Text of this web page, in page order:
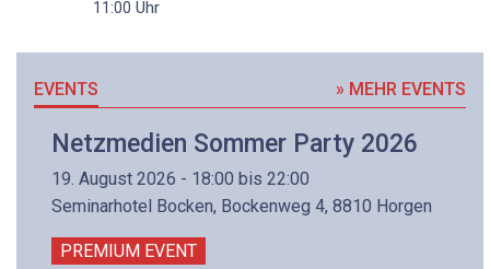
11:00 Uhr
EVENTS » MEHR EVENTS
Netzmedien Sommer Party 2026
19. August 2026 - 18:00 bis 22:00
Seminarhotel Bocken, Bockenweg 4, 8810 Horgen
PREMIUM EVENT